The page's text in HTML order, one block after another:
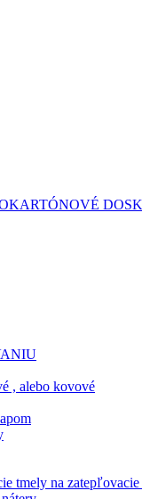
, alebo kovové
tmely na zatepľovacie